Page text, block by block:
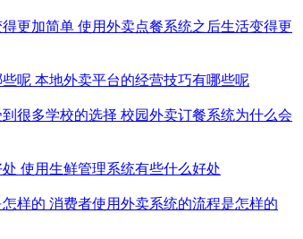
使用外卖点餐系统之后生活变得更
本地外卖平台的经营技巧有哪些呢
校园外卖订餐系统为什么会
使用生鲜管理系统有些什么好处
消费者使用外卖系统的流程是怎样的